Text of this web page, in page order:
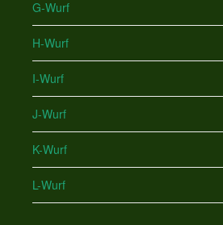
G-Wurf
H-Wurf
I-Wurf
J-Wurf
K-Wurf
L-Wurf